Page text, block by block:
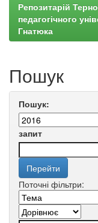
Репозитарій
педагогічного
Гнатюка
Пошук
Пошук:
запит
Поточні фільтри: